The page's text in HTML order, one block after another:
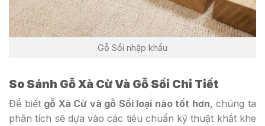
Gỗ Sồi nhập khẩu
So Sánh Gỗ Xà Cừ Và Gỗ Sồi Chi Tiết
Để biết gỗ Xà Cừ và gỗ Sồi loại nào tốt hơn, chúng ta
phân tích sẽ dựa vào các tiêu chuẩn kỹ thuật khắt khe